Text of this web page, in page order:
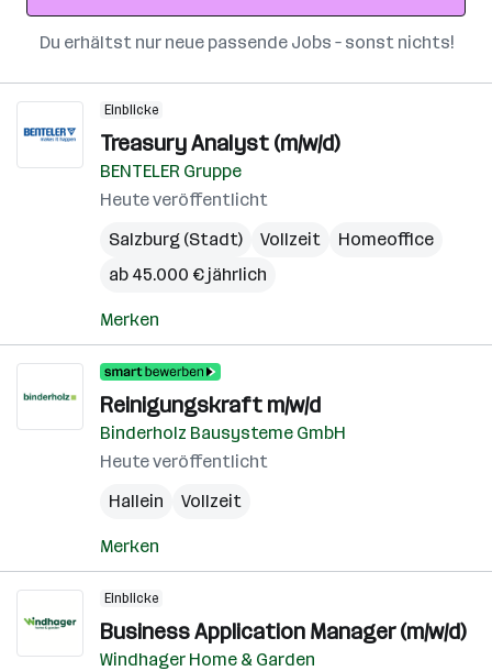
Du erhältst nur neue passende Jobs – sonst nichts!
Einblicke
Treasury Analyst (m/w/d)
BENTELER Gruppe
Heute veröffentlicht
Salzburg (Stadt)
Vollzeit
Homeoffice
ab 45.000 € jährlich
Merken
Reinigungskraft m/w/d
Binderholz Bausysteme GmbH
Heute veröffentlicht
Hallein
Vollzeit
Merken
Einblicke
Business Application Manager (m/w/d)
Windhager Home & Garden